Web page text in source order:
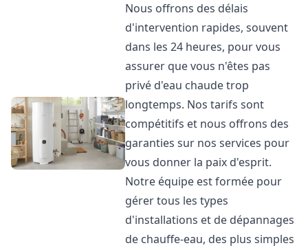
Nous offrons des délais
d'intervention rapides, souvent
dans les 24 heures, pour vous
assurer que vous n'êtes pas
privé d'eau chaude trop
longtemps. Nos tarifs sont
compétitifs et nous offrons des
garanties sur nos services pour
vous donner la paix d'esprit.
Notre équipe est formée pour
gérer tous les types
d'installations et de dépannages
de chauffe-eau, des plus simples